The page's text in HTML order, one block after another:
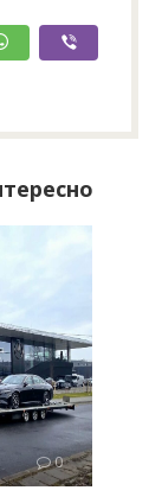
0